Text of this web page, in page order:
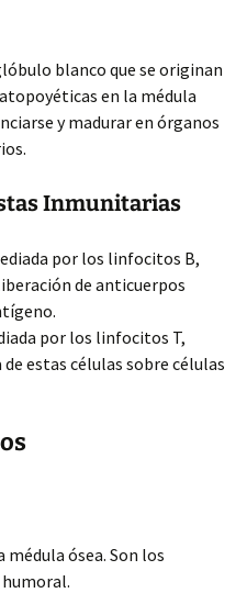
blanco que se originan
en la médula
y madurar en órganos
Inmunitarias
por los linfocitos B,
de anticuerpos
por los linfocitos T,
estas células sobre células
médula ósea. Son los